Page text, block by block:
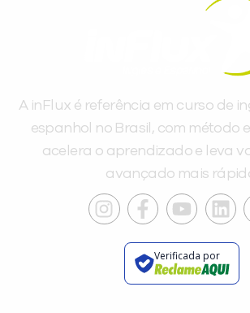
A inFlux é referência em curso de
espanhol no Brasil, com método
acelera o aprendizado e leva
avançado mais
Verificada por